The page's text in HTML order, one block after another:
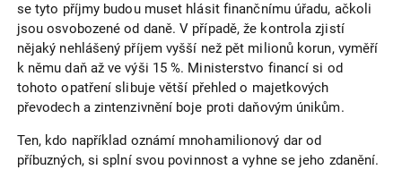
se tyto příjmy budou muset hlásit finančnímu úřadu, ačkoli
jsou osvobozené od daně. V případě, že kontrola zjistí
nějaký nehlášený příjem vyšší než pět milionů korun, vyměří
k němu daň až ve výši 15 %. Ministerstvo financí si od
tohoto opatření slibuje větší přehled o majetkových
převodech a zintenzivnění boje proti daňovým únikům.
Ten, kdo například oznámí mnohamilionový dar od
příbuzných, si splní svou povinnost a vyhne se jeho zdanění.